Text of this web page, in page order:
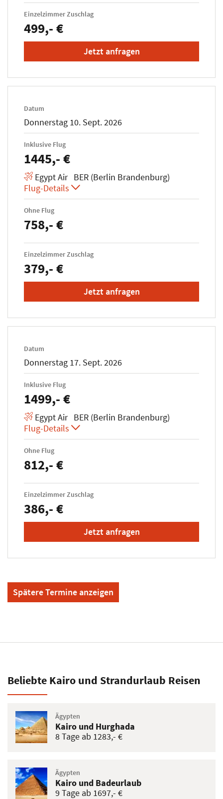
Einzelzimmer Zuschlag
499,- €
Jetzt anfragen
Datum
Donnerstag 10. Sept. 2026
Inklusive Flug
1445,- €
Egypt Air BER (Berlin Brandenburg)
Flug-Details
Ohne Flug
758,- €
Einzelzimmer Zuschlag
379,- €
Jetzt anfragen
Datum
Donnerstag 17. Sept. 2026
Inklusive Flug
1499,- €
Egypt Air BER (Berlin Brandenburg)
Flug-Details
Ohne Flug
812,- €
Einzelzimmer Zuschlag
386,- €
Jetzt anfragen
Spätere Termine anzeigen
Beliebte Kairo und Strandurlaub Reisen
Ägypten
Kairo und Hurghada
8 Tage ab 1283,- €
Ägypten
Kairo und Badeurlaub
9 Tage ab 1697,- €